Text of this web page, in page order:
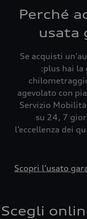
Perché
usata
Se acquisti
:plus hai la
agevolato con
Servizio
su 24, 7
l’eccellenza dei
Scopri l’usato
Scegli